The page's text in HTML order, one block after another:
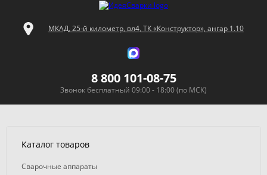
МКАД, 25-й километр, вл4, ТК «Конструктор», ангар 1.10
8 800 101-08-75
Звонок бесплатный 09:00 - 18:00 (по МСК)
Каталог товаров
Сварочные аппараты